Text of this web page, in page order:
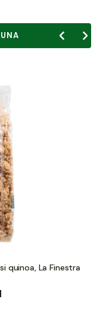
quinoa, La Finestra